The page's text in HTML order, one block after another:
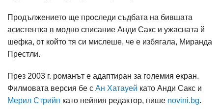
Продължението ще проследи съдбата на бившата
асистентка в модно списание Анди Сакс и ужасната й
шефка, от който тя си мислеше, че е избягала, Миранда
Престли.
През 2003 г. романът е адаптиран за големия екран.
Филмовата версия бе с Ан Хатауей като Анди Сакс и
Мерил Стрийп като нейния редактор, пише novini.bg.